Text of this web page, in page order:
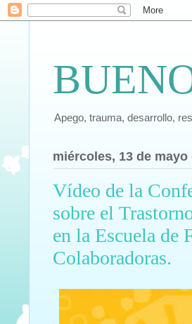
Apego, trauma, desarrollo,
miércoles, 13 de mayo
Vídeo de la
sobre el
en la Escuela de
Colaboradoras.